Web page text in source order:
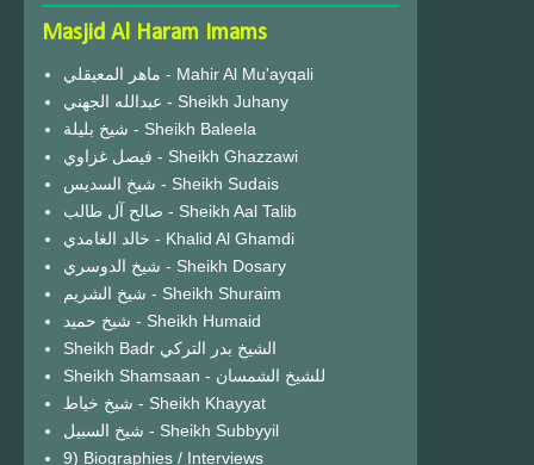
Masjid Al Haram Imams
ماهر المعيقلي - Mahir Al Mu'ayqali
عبدالله الجهني - Sheikh Juhany
شيخ بليلة - Sheikh Baleela
فيصل غزاوي - Sheikh Ghazzawi
شيخ السديس - Sheikh Sudais
صالح آل طالب - Sheikh Aal Talib
خالد الغامدي - Khalid Al Ghamdi
شيخ الدوسري - Sheikh Dosary
شيخ الشريم - Sheikh Shuraim
شيخ حميد - Sheikh Humaid
Sheikh Badr الشيخ بدر التركي
Sheikh Shamsaan - للشيخ الشمسان
شيخ خياط - Sheikh Khayyat
شيخ السبيل - Sheikh Subbyyil
9) Biographies / Interviews